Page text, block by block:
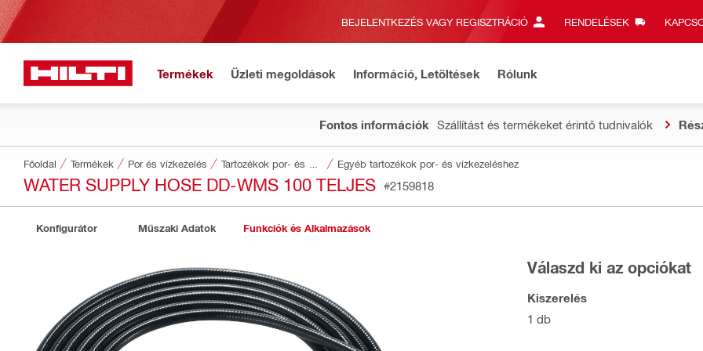
BEJELENTKEZÉS VAGY REGISZTRÁCIÓ RENDELÉSEK
Termékek Üzleti megoldások Információ, Letöltések Rólunk
Fontos információk Szállítást és termékeket érintő tudnivalók
Főoldal Termékek Por és vízkezelés Egyéb tartozékok por- és vízkezeléshez
WATER SUPPLY HOSE DD-WMS 100 TELJES #2159818
Konfigurátor Műszaki Adatok Funkciók és Alkalmazások
Válaszd ki az opciókat
Kiszerelés
1 db